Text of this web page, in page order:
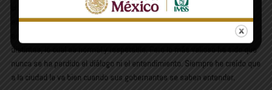
ciudad capital. Hermosillo genera más de la mitad de los empleos en el
estado. Es una ciudad muy dinámica que requiere interlocución y
entendimiento entre los tres niveles de gobierno. A veces hay opiniones
distintas, lo cual es normal y respetable. Pero lo más valioso ha sido que
nunca se ha perdido el diálogo ni el entendimiento. Siempre he creído que
a la ciudad le va bien cuando sus gobernantes se saben entender.